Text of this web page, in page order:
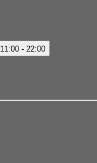
11:00 - 22:00